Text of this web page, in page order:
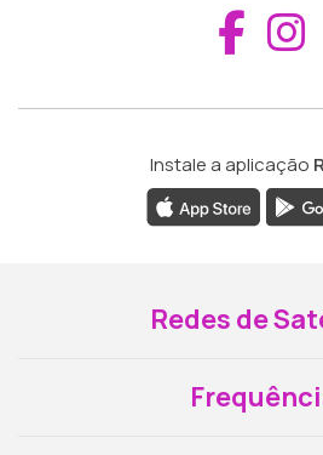
Instale a aplicação
Redes de